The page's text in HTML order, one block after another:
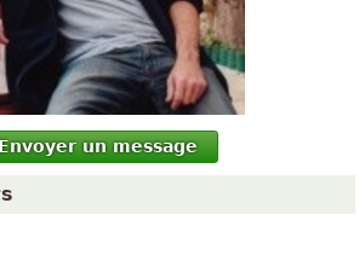
un message